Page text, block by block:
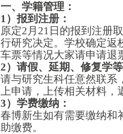
一、学籍管理：
1）报到注册：
原定2月21日的报到注册
行研究决定。学校确定返
车票等情况大家请申请退
2）请假、延期、修复学
请与研究生科任意然联系
上申请，上传相关材料，
3）学费缴纳：
春博新生如有需要缴纳和
助缴费。